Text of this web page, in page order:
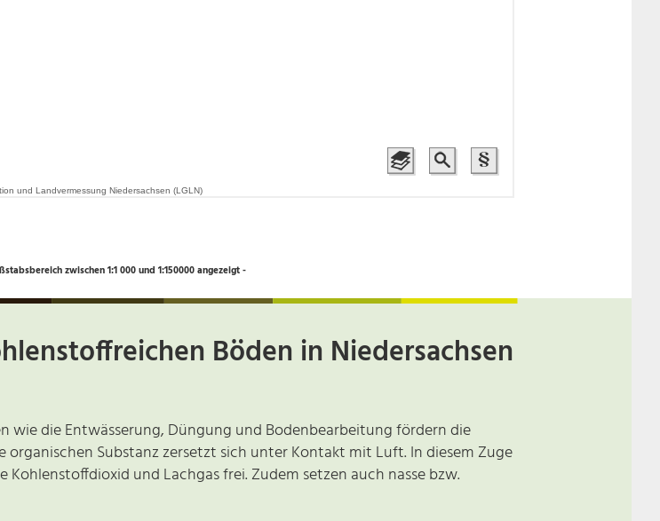
zwischen 1:1 000 und 1:150000 angezeigt -
Böden in Niedersachsen
die Entwässerung, Düngung und Bodenbearbeitung fördern die
Substanz zersetzt sich unter Kontakt mit Luft. In diesem Zuge
und Lachgas frei. Zudem setzen auch nasse bzw.